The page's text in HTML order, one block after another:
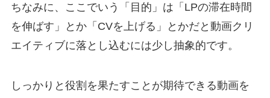
ちなみに、ここでいう「目的」は「LPの滞在時間
を伸ばす」とか「CVを上げる」とかだと動画クリ
エイティブに落とし込むには少し抽象的です。
しっかりと役割を果たすことが期待できる動画を